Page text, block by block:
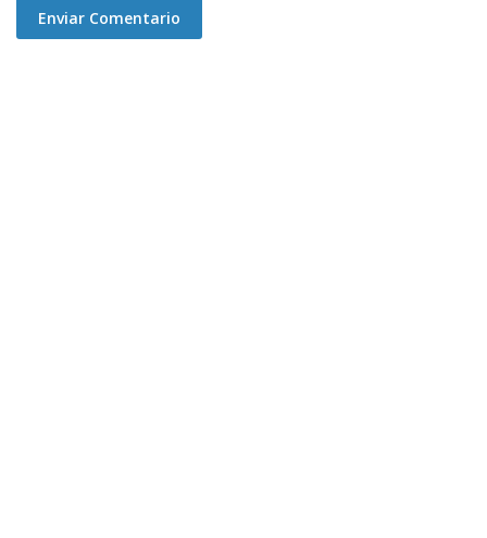
Enviar Comentario